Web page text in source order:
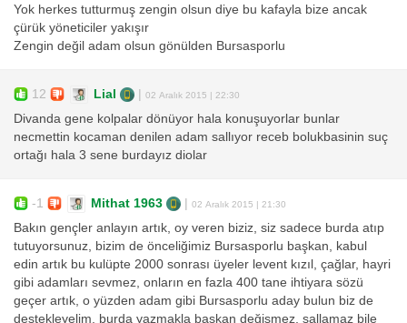
Yok herkes tutturmuş zengin olsun diye bu kafayla bize ancak
çürük yöneticiler yakışır
Zengin değil adam olsun gönülden Bursasporlu
12 Lial 02 Aralık 2015 | 22:30
Divanda gene kolpalar dönüyor hala konuşuyorlar bunlar
necmettin kocaman denilen adam sallıyor receb bolukbasinin suç
ortağı hala 3 sene burdayız diolar
-1 Mithat 1963 02 Aralık 2015 | 21:30
Bakın gençler anlayın artık, oy veren biziz, siz sadece burda atıp
tutuyorsunuz, bizim de önceliğimiz Bursasporlu başkan, kabul
edin artık bu kulüpte 2000 sonrası üyeler levent kızıl, çağlar, hayri
gibi adamları sevmez, onların en fazla 400 tane ihtiyara sözü
geçer artık, o yüzden adam gibi Bursasporlu aday bulun biz de
destekleyelim, burda yazmakla başkan değişmez, sallamaz bile